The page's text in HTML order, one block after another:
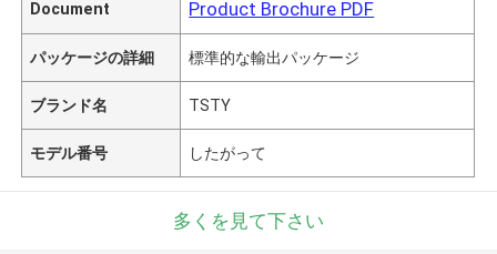
Document Product Brochure PDF
パッケージの詳細 標準的な輸出パッケージ
ブランド名 TSTY
モデル番号 したがって
多くを見て下さい